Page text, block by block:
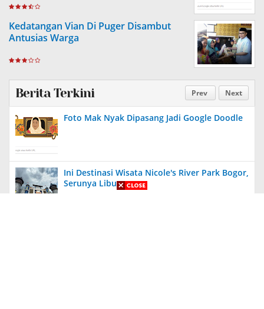
Kedatangan Vian Di Puger Disambut
Antusias Warga
Prev Next
Berita Terkini
Foto Mak Nyak Dipasang Jadi Google Doodle
Ini Destinasi Wisata Nicole's River Park Bogor,
Serunya Liburan